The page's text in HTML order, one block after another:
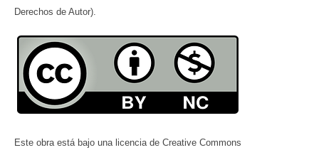
Derechos de Autor).
Este obra está bajo una licencia de Creative Commons